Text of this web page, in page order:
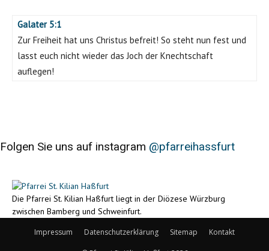
Galater 5:1
Zur Freiheit hat uns Christus befreit! So steht nun fest und
lasst euch nicht wieder das Joch der Knechtschaft
auflegen!
Folgen Sie uns auf instagram @pfarreihassfurt
Die Pfarrei St. Kilian Haßfurt liegt in der Diözese Würzburg
zwischen Bamberg und Schweinfurt.
Impressum Datenschutzerklärung Sitemap Kontakt